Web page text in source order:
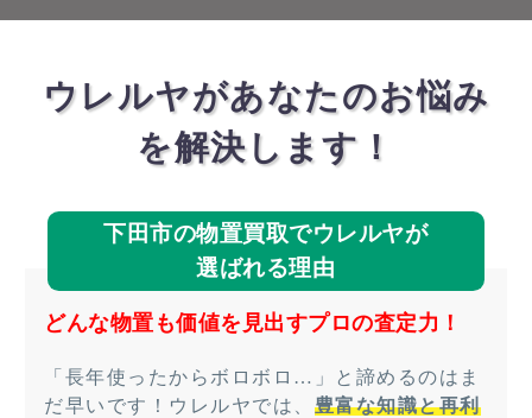
ウレルヤがあなたのお悩み
を解決します！
下田市の物置買取でウレルヤが
選ばれる理由
どんな物置も価値を見出すプロの査定力！
「長年使ったからボロボロ…」と諦めるのはま
だ早いです！ウレルヤでは、 豊富な知識と再利